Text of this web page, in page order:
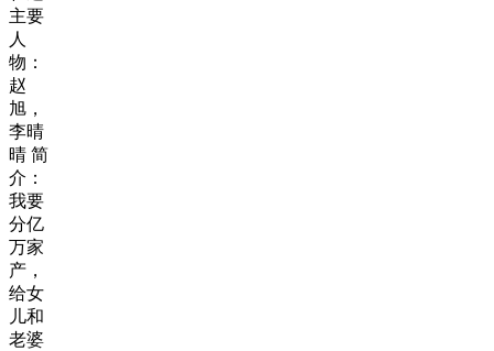
主要
人
物：
赵
旭，
李晴
晴 简
介：
我要
分亿
万家
产，
给女
儿和
老婆